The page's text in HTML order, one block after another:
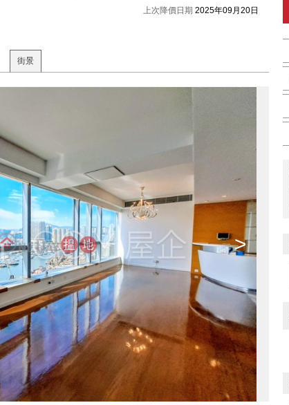
上次降價日期 2025年09月20日
街景
>